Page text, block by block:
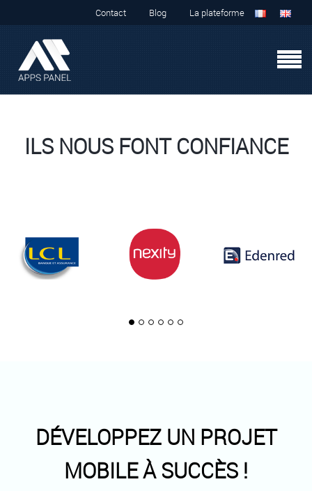
Contact Blog La plateforme
ILS NOUS FONT CONFIANCE
DÉVELOPPEZ UN PROJET
MOBILE À SUCCÈS !